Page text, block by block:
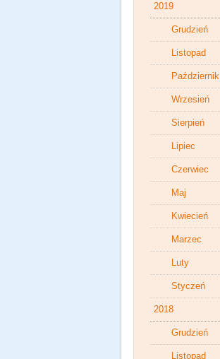
2019
Grudzień
Listopad
Październik
Wrzesień
Sierpień
Lipiec
Czerwiec
Maj
Kwiecień
Marzec
Luty
Styczeń
2018
Grudzień
Listopad